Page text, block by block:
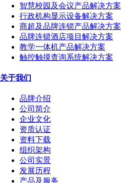
智慧校园及会议产品解决方案
行政机构显示设备解决方案
商超及品牌连锁产品解决方案
品牌连锁酒店项目解决方案
教学一体机产品解决方案
触控触摸查询系统解决方案
关于我们
品牌介绍
公司简介
企业文化
资质认证
资料下载
组织架构
公司实景
发展历程
产品及服务